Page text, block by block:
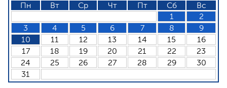
Пн Вт Ср Чт Пт Сб
Вс
1
2
3
4 5 6 7 8
9
10
11 12 13 14 15
16
17
18 19 20 21 22
23
24
25 26 27 28 29
30
31